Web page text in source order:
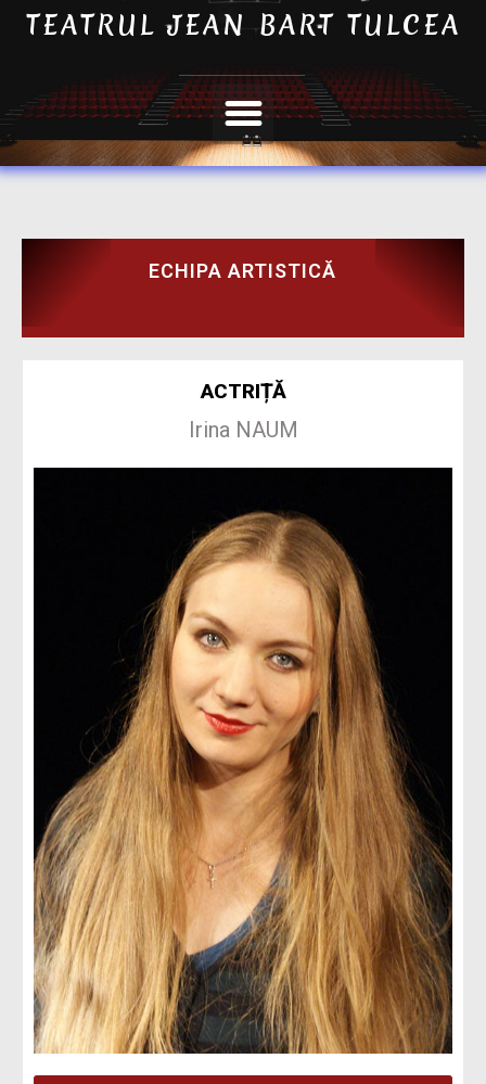
TEATRUL JEAN BART TULCEA
ECHIPA ARTISTICĂ
ACTRIȚĂ
Irina NAUM